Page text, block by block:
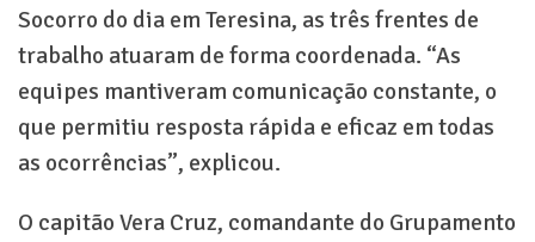
Socorro do dia em Teresina, as três frentes de
trabalho atuaram de forma coordenada. “As
equipes mantiveram comunicação constante, o
que permitiu resposta rápida e eficaz em todas
as ocorrências”, explicou.
O capitão Vera Cruz, comandante do Grupamento